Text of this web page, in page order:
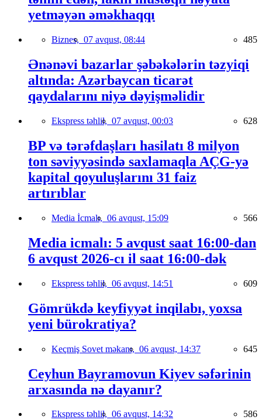
yetməyən əməkhaqqı
Biznes, 07 avqust, 08:44 485
Ənənəvi bazarlar şəbəkələrin təzyiqi
altında: Azərbaycan ticarət
qaydalarını niyə dəyişməlidir
Ekspress təhlil, 07 avqust, 00:03 628
BP və tərəfdaşları hasilatı 8 milyon
ton səviyyəsində saxlamaqla AÇG-yə
kapital qoyuluşlarını 31 faiz
artırıblar
Media İcmalı, 06 avqust, 15:09 566
Media icmalı: 5 avqust saat 16:00-dan
6 avqust 2026-cı il saat 16:00-dək
Ekspress təhlil, 06 avqust, 14:51 609
Gömrükdə keyfiyyət inqilabı, yoxsa
yeni bürokratiya?
Keçmiş Sovet məkanı, 06 avqust, 14:37 645
Ceyhun Bayramovun Kiyev səfərinin
arxasında nə dayanır?
Ekspress təhlil, 06 avqust, 14:32 586